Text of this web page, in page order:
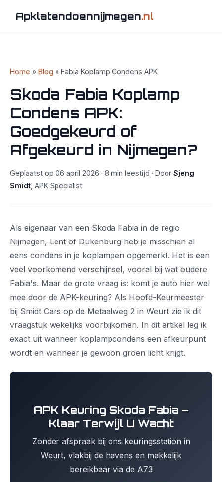
Apklatendoennijmegen.nl
Home » Blog » Fabia Koplamp Condens APK
Skoda Fabia Koplamp
Condens APK:
Goedgekeurd of
Afgekeurd in Nijmegen?
Geplaatst op 06 april 2026 · 8 min leestijd · Door Sjeng
Smidt , APK Specialist
Als eigenaar van een Skoda Fabia in de regio
Nijmegen, Lent of Dukenburg heb je misschien al
eens condens in je koplampen opgemerkt. Het is een
veel voorkomend verschijnsel, vooral bij wat oudere
Fabia's. Maar de grote vraag is: komt je auto hier wel
mee door de APK-keuring? Als Hoofd-Keurmeester
bij Smidt Cars op de Metaalweg 2 in Weurt zie ik dit
vraagstuk wekelijks voorbijkomen. In dit artikel leg ik
exact uit wanneer koplampcondens een afkeurpunt
wordt en wanneer je gewoon groen licht krijgt.
APK Keuring Skoda Fabia –
Klaar Terwijl U Wacht
Zonder afspraak bij ons keuringsstation in
Weurt, vlakbij de havens en makkelijk
bereikbaar via de A73